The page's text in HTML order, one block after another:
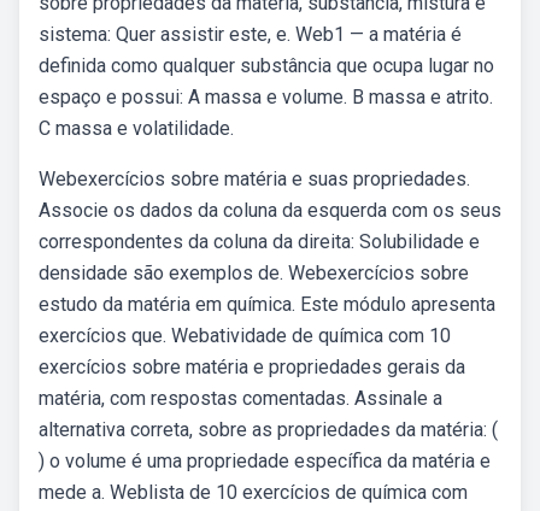
sistema: Quer assistir este, e. Web1 — a matéria é
definida como qualquer substância que ocupa lugar no
espaço e possui: A massa e volume. B massa e atrito.
C massa e volatilidade.
Webexercícios sobre matéria e suas propriedades.
Associe os dados da coluna da esquerda com os seus
correspondentes da coluna da direita: Solubilidade e
densidade são exemplos de. Webexercícios sobre
estudo da matéria em química. Este módulo apresenta
exercícios que. Webatividade de química com 10
exercícios sobre matéria e propriedades gerais da
matéria, com respostas comentadas. Assinale a
alternativa correta, sobre as propriedades da matéria: (
) o volume é uma propriedade específica da matéria e
mede a. Weblista de 10 exercícios de química com